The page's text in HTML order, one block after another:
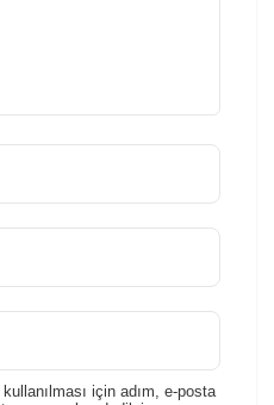
için adım, e-posta